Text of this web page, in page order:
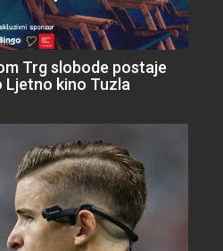
Trg slobode postaje
Ljetno kino Tuzla